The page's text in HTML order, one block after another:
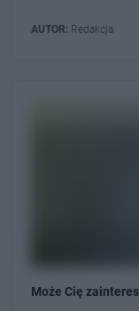
AUTOR: Redakcja
Może Cię